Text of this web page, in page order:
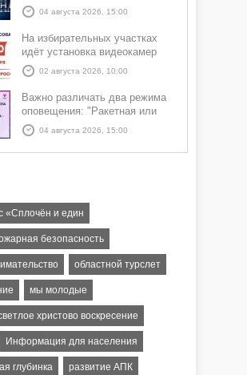
04 августа 2026, 15:00
На избирательных участках
идёт установка видеокамер
02 августа 2026, 10:00
Важно различать два режима
оповещения: "Ракетная или
БПЛА опасность" и "Угроза
атаки ракеты или БПЛА"
04 августа 2026, 15:00
«Сплочён и един
безопасность
областной турслет
мы молодые
христово воскресение
Информация для населения
глубинка развитие АПК